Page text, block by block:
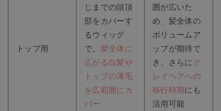
トップ用
じまでの頭頂
部をカバーす
るウィッグ
で、 髪全体に
広がる白髪や
トップの薄毛
を広範囲にカ
バー
囲が広いた
め、髪全体の
ボリュームア
ップが期待で
き、さらにグ
レイヘアへの
移行時期にも
活用可能